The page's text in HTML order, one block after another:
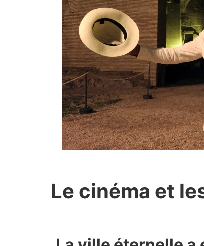
Le cinéma et